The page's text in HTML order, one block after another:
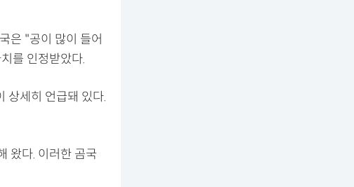
은 "공이 많이 들어
를 인정받았다.
상세히 언급돼 있다.
왔다. 이러한 곰국